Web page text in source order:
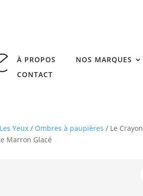
À PROPOS NOS MARQUES
CONTACT
Les Yeux / Ombres à paupières / Le Crayon
Marron Glacé